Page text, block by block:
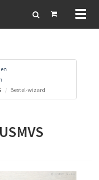
Bestel-wizard